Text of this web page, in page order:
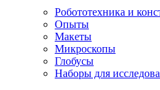
Робототехника и
Опыты
Макеты
Микроскопы
Глобусы
Наборы для